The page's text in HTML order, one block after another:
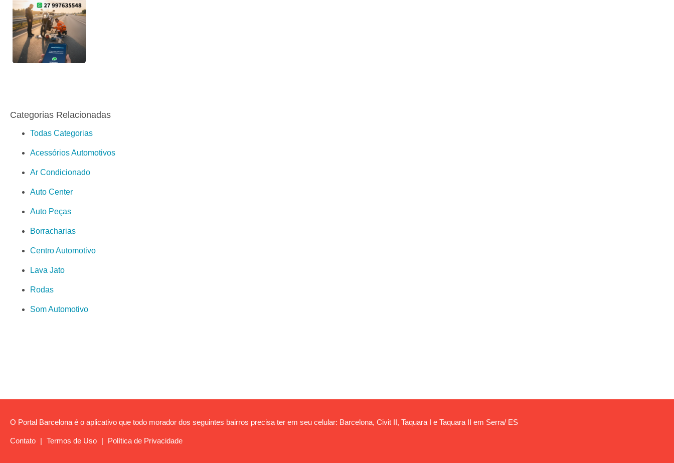
Categorias Relacionadas
Todas Categorias
Acessórios Automotivos
Ar Condicionado
Auto Center
Auto Peças
Borracharias
Centro Automotivo
Lava Jato
Rodas
Som Automotivo
O Portal Barcelona é o aplicativo que todo morador dos seguintes bairros precisa ter em seu celular: Barcelona, Civit II, Taquara I e Taquara II em Serra/ ES
Contato | Termos de Uso | Política de Privacidade